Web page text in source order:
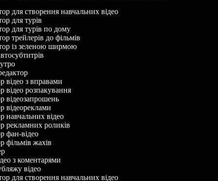
для створення навчальних відео
для турів
для турів по дому
трейлерів до фільмів
із зеленою ширмою
відео з вправами
відео розпакування
відеозапрошень
відеореклами
навчальних відео
рекламних роликів
фан-відео
фільмів жахів
з коментарями
відео
для створення навчальних відео